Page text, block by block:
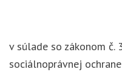
v súlade so zákonom č.
sociálnoprávnej